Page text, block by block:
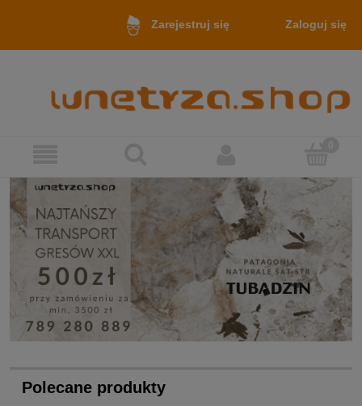
Zarejestruj się Zaloguj się
Polecane produkty